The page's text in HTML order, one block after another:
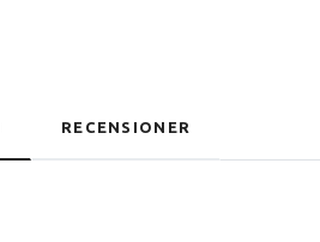
RECENSIONER